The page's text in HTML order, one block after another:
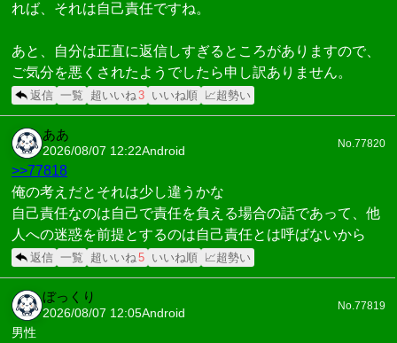
れば、それは自己責任ですね。
あと、自分は正直に返信しすぎるところがありますので、
ご気分を悪くされたようでしたら申し訳ありません。
返信 一覧 超いいね3 いいね順 📈超勢い
ああ
2026/08/07 12:22Android
No.77820
>>77818
俺の考えだとそれは少し違うかな
自己責任なのは自己で責任を負える場合の話であって、他
人への迷惑を前提とするのは自己責任とは呼ばないから
返信 一覧 超いいね5 いいね順 📈超勢い
ぼっくり
2026/08/07 12:05Android
No.77819
男性